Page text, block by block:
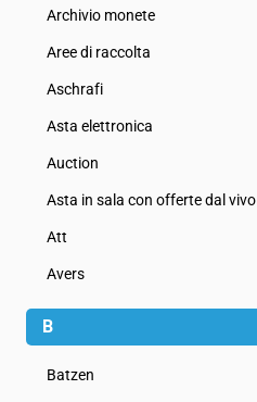
Archivio monete
Aree di raccolta
Aschrafi
Asta elettronica
Auction
Asta in sala con offerte dal vivo
Att
Avers
B
Batzen